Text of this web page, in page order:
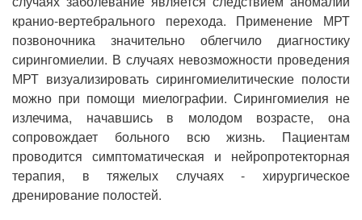
кранио-вертебрального перехода. Применение МРТ
позвоночника значительно облегчило диагностику
сирингомиелии. В случаях невозможности проведения
МРТ визуализировать сирингомиелитические полости
можно при помощи миелографии. Сирингомиелия не
излечима, начавшись в молодом возрасте, она
сопровождает больного всю жизнь. Пациентам
проводится симптоматическая и нейропротекторная
терапия, в тяжелых случаях - хирургическое
дренирование полостей.